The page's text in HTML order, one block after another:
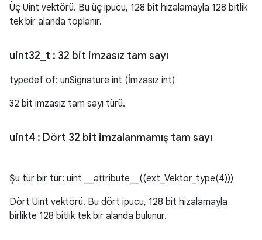
Üç Uint vektörü. Bu üç ipucu, 128 bit hizalamayla 128 bitlik
tek bir alanda toplanır.
uint32 t : 32 bit imzasız tam sayı
typedef of: unSignature int (İmzasız int)
32 bit imzasız tam sayı türü.
uint4 : Dört 32 bit imzalanmamış tam sayı
Şu tür bir tür: uint __attribute__((ext_Vektör_type(4)))
Dört Uint vektörü. Bu dört ipucu, 128 bit hizalamayla
birlikte 128 bitlik tek bir alanda bulunur.